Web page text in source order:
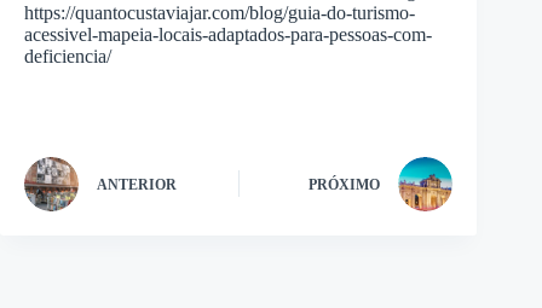
https://quantocustaviajar.com/blog/guia-do-turismo-
acessivel-mapeia-locais-adaptados-para-pessoas-com-
deficiencia/
ANTERIOR PRÓXIMO